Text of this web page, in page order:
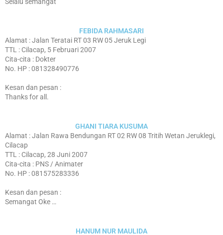
FEBIDA RAHMASARI
Alamat : Jalan Teratai RT 03 RW 05 Jeruk Legi
TTL : Cilacap, 5 Februari 2007
Cita-cita : Dokter
No. HP : 081328490776
Kesan dan pesan :
Thanks for all.
GHANI TIARA KUSUMA
Alamat : Jalan Rawa Bendungan RT 02 RW 08 Tritih Wetan Jeruklegi,
Cilacap
TTL : Cilacap, 28 Juni 2007
Cita-cita : PNS / Animater
No. HP : 081575283336
Kesan dan pesan :
Semangat Oke …
HANUM NUR MAULIDA